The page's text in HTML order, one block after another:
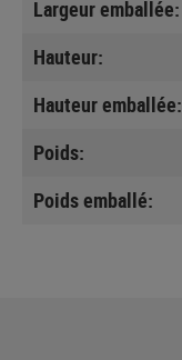
Largeur emballée:
Hauteur:
Hauteur emballée:
Poids:
Poids emballé: